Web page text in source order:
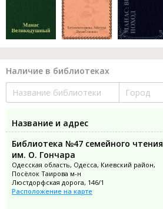
Наличие в библиотеках
Название и адрес
Библиотека №47 семейного чтения
им. О. Гончара
Одесская область, Одесса, Киевский район,
Посёлок Таирова м-н
Люстдорфская дорога, 146/1
Расположение на карте